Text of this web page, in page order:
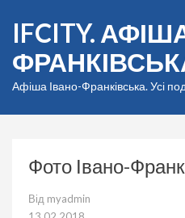
вмісту
(натисніть
Enter)
IFCITY.
Афіша Івано-Франківська. Усі
Фото Івано-
Від myadmin